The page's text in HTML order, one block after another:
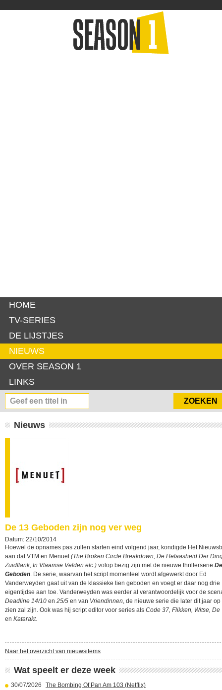
HOME
TV-SERIES
DE LIJSTJES
NIEUWS
OVER SEASON 1
LINKS
Nieuws
De 13 Geboden zijn nog ver weg
Datum: 22/10/2014
Hoewel de opnames pas zullen starten eind volgend jaar, kondigde Het
aan dat VTM en Menuet(The Broken Circle Breakdown, De Helaasheid Der
Zuidflank, In Vlaamse Velden etc.) volop bezig zijn met de nieuwe thrillerserie
Geboden. De serie, waarvan het script momenteel wordt afgewerkt door Ed
Vanderweyden gaat uit van de klassieke tien geboden en voegt er daar nog drie
eigentijdse aan toe. Vanderweyden was eerder al verantwoordelijk voor de
Deadline 14/10 en 25/5 en van Vriendinnen, de nieuwe serie die later dit jaar op
zien zal zijn. Ook was hij script editor voor series als Code 37, Flikken, Witse, De
en Katarakt.
Naar het overzicht van nieuwsitems
Wat speelt er deze week
30/07/2026 The Bombing Of Pan Am 103 (Netflix)